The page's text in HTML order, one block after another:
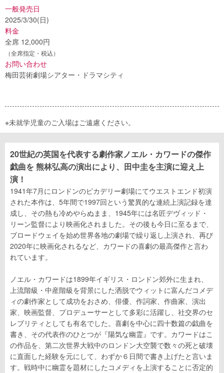
一般発売日
2025/3/30(日)
料金
全席 12,000円
（全席指定・税込）
お問い合わせ
梅田芸術劇場シアター・ドラマシティ
※未就学児童のご入場はご遠慮ください。
20世紀の英国を代表する劇作家ノエル・カワードの傑作
戯曲を 熊林弘高の演出により、田中圭を主演に迎え上
演！
1941年7月にロンドンのピカデリー劇場にてウエストエンド初演
された本作は、5年間で1997回という驚異的な連続上演記録を達
成し、その熱も冷めやらぬまま、1945年には名匠デヴィッド・
リーン監督により映画化されました。その後も今日に至るまで、
ブロードウェイを始め世界各地の劇場で繰り返し上演され、再び
2020年に映画化されるなど、カワードの喜劇の最高傑作と言わ
れています。
ノエル・カワードは1899年イギリス・ロンドン郊外に生まれ、
上流階級・中産階級を背景にした洒脱でウィットに富んだコメデ
ィの劇作家として成功をおさめ、俳優、作詞家、作曲家、演出
家、映画監督、プロデューサーとして多彩に活躍し、社交界のセ
レブリティとしても有名でした。喜劇を中心に四十数篇の戯曲を
書き、その代表作のひとつが『陽気な幽霊』です。カワードはこ
の作品を、第二次世界大戦中のロンドン大空襲で数々の死と破壊
に直面した経験を元にして、わずか６日間で書き上げたと言いま
す。戦時中に幽霊を題材にしたコメディを上演することに否定的